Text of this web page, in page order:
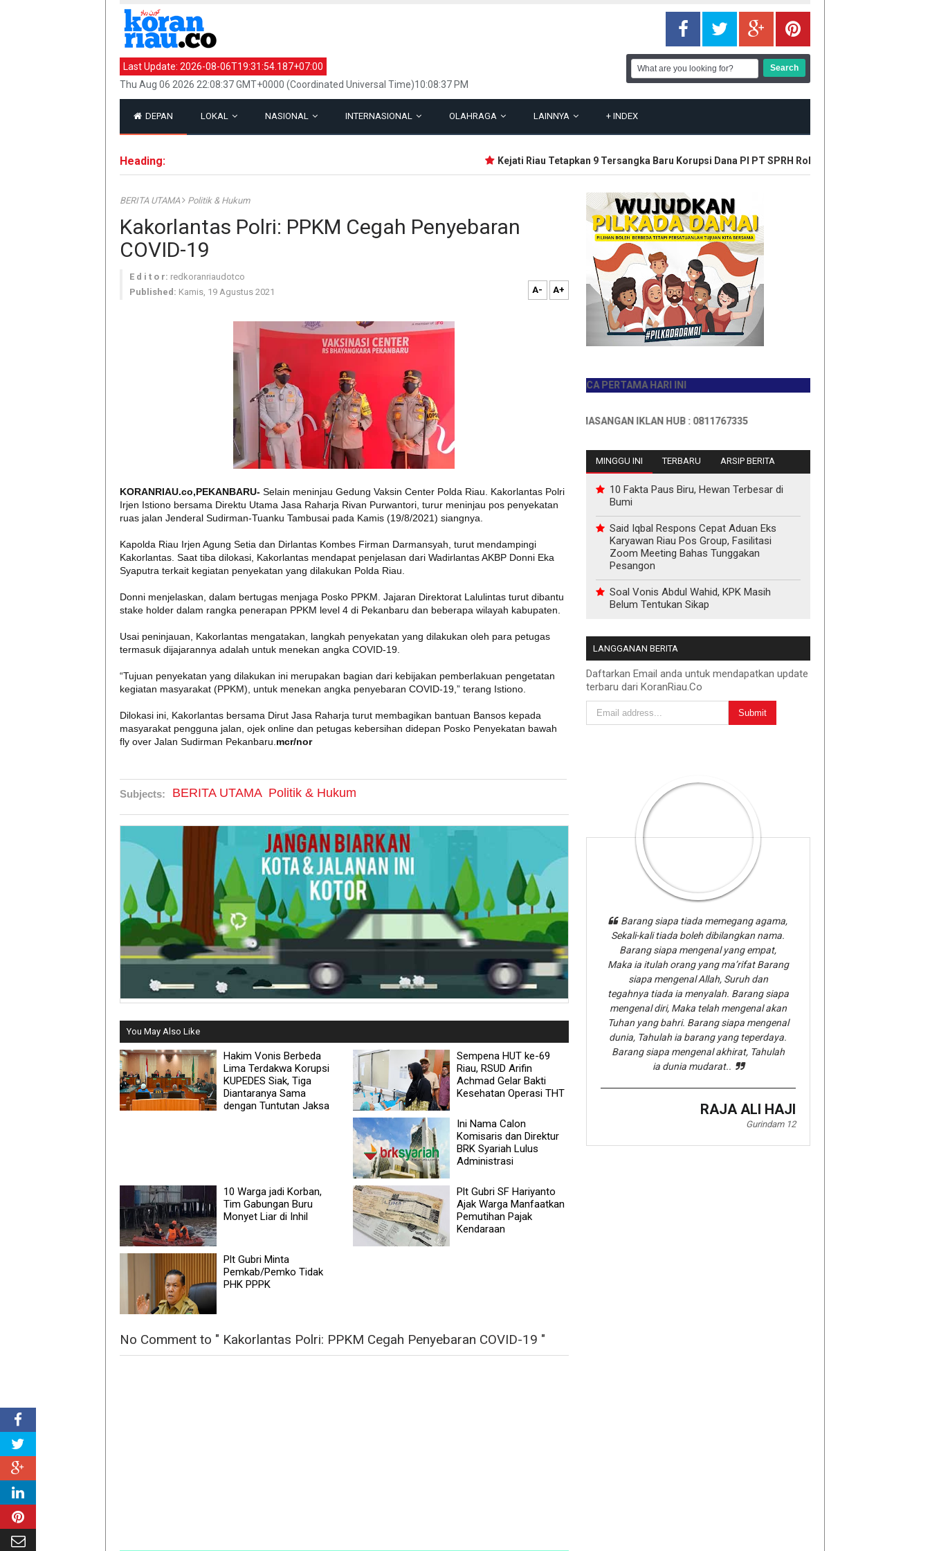
Last Update: 2026-08-06T19:31:54.187+07:00
Thu Aug 06 2026 22:08:37 GMT+0000 (Coordinated Universal Time)10:08:37 PM
DEPAN LOKAL NASIONAL INTERNASIONAL OLAHRAGA LAINNYA + INDEX
Heading: Kejati Riau Tetapkan 9 Tersangka Baru Korupsi Dana PI PT SPRH Rohil
BERITA UTAMA Politik & Hukum
Kakorlantas Polri: PPKM Cegah Penyebaran
COVID-19
E d i t o r: redkoranriaudotco
Published: Kamis, 19 Agustus 2021 A- A+
KORANRIAU.co,PEKANBARU- Selain meninjau Gedung Vaksin Center Polda Riau. Kakorlantas Polri
Irjen Istiono bersama Direktu Utama Jasa Raharja Rivan Purwantori, turur meninjau pos penyekatan
ruas jalan Jenderal Sudirman-Tuanku Tambusai pada Kamis (19/8/2021) siangnya.
Kapolda Riau Irjen Agung Setia dan Dirlantas Kombes Firman Darmansyah, turut mendampingi
Kakorlantas. Saat tiba dilokasi, Kakorlantas mendapat penjelasan dari Wadirlantas AKBP Donni Eka
Syaputra terkait kegiatan penyekatan yang dilakukan Polda Riau.
Donni menjelaskan, dalam bertugas menjaga Posko PPKM. Jajaran Direktorat Lalulintas turut dibantu
stake holder dalam rangka penerapan PPKM level 4 di Pekanbaru dan beberapa wilayah kabupaten.
Usai peninjauan, Kakorlantas mengatakan, langkah penyekatan yang dilakukan oleh para petugas
termasuk dijajarannya adalah untuk menekan angka COVID-19.
“Tujuan penyekatan yang dilakukan ini merupakan bagian dari kebijakan pemberlakuan pengetatan
kegiatan masyarakat (PPKM), untuk menekan angka penyebaran COVID-19,” terang Istiono.
Dilokasi ini, Kakorlantas bersama Dirut Jasa Raharja turut membagikan bantuan Bansos kepada
masyarakat pengguna jalan, ojek online dan petugas kebersihan didepan Posko Penyekatan bawah
fly over Jalan Sudirman Pekanbaru. mcr/nor
Subjects: BERITA UTAMA Politik & Hukum
You May Also Like
Hakim Vonis Berbeda
Lima Terdakwa Korupsi
KUPEDES Siak, Tiga
Diantaranya Sama
dengan Tuntutan Jaksa
Sempena HUT ke-69
Riau, RSUD Arifin
Achmad Gelar Bakti
Kesehatan Operasi THT
Ini Nama Calon
Komisaris dan Direktur
BRK Syariah Lulus
Administrasi
10 Warga jadi Korban,
Tim Gabungan Buru
Monyet Liar di Inhil
Plt Gubri SF Hariyanto
Ajak Warga Manfaatkan
Pemutihan Pajak
Kendaraan
Plt Gubri Minta
Pemkab/Pemko Tidak
PHK PPPK
No Comment to " Kakorlantas Polri: PPKM Cegah Penyebaran COVID-19 "
JADILAH PEMBACA PERTAMA HARI INI
INFO PEMASANGAN IKLAN HUB : 0811767335
MINGGU INI TERBARU ARSIP BERITA
10 Fakta Paus Biru, Hewan Terbesar di
Bumi
Said Iqbal Respons Cepat Aduan Eks
Karyawan Riau Pos Group, Fasilitasi
Zoom Meeting Bahas Tunggakan
Pesangon
Soal Vonis Abdul Wahid, KPK Masih
Belum Tentukan Sikap
LANGGANAN BERITA
Daftarkan Email anda untuk mendapatkan update
terbaru dari KoranRiau.Co
Barang siapa tiada memegang agama,
Sekali-kali tiada boleh dibilangkan nama.
Barang siapa mengenal yang empat,
Maka ia itulah orang yang ma’rifat Barang
siapa mengenal Allah, Suruh dan
tegahnya tiada ia menyalah. Barang siapa
mengenal diri, Maka telah mengenal akan
Tuhan yang bahri. Barang siapa mengenal
dunia, Tahulah ia barang yang teperdaya.
Barang siapa mengenal akhirat, Tahulah
ia dunia mudarat..
RAJA ALI HAJI
Gurindam 12